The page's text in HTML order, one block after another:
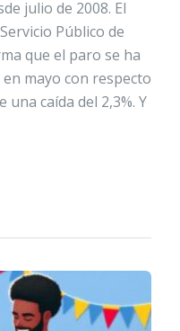
julio de 2008. El
Público de
que el paro se ha
mayo con respecto
caída del 2,3%. Y